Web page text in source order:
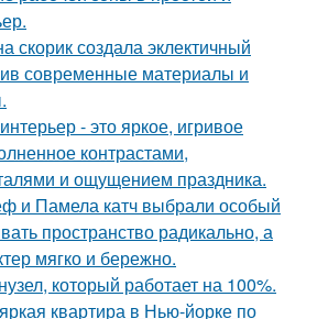
скорик создала эклектичный
современные материалы и
- это яркое, игривое
контрастами,
и ощущением праздника.
и Памела катч выбрали особый
пространство радикально, а
мягко и бережно.
который работает на 100%.
квартира в Нью-йорке по